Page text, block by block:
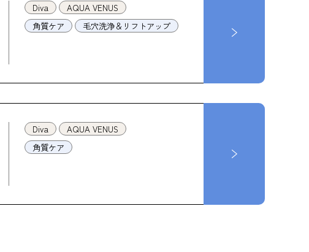
Diva
AQUA VENUS
角質ケア
毛穴洗浄＆リフトアップ
Diva
AQUA VENUS
角質ケア